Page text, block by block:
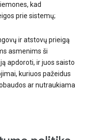
kad
prie sistemų;
ir atstovų prieigą
asmenims ši
apdoroti, ir juos saisto
kuriuos pažeidus
ar nutraukiama